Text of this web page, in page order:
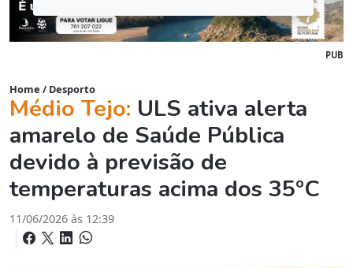
PUB
Home / Desporto
Médio Tejo: ULS ativa alerta
amarelo de Saúde Pública
devido à previsão de
temperaturas acima dos 35ºC
11/06/2026 às 12:39